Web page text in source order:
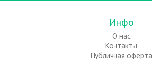
Инфо
О нас
Контакты
Публичная оферта